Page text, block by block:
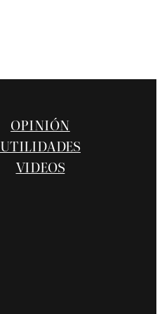
OPINIÓN
UTILIDADES
VIDEOS